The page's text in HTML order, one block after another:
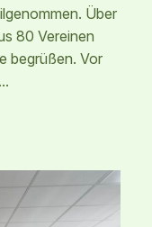
Über
80 Vereinen
begrüßen. Vor